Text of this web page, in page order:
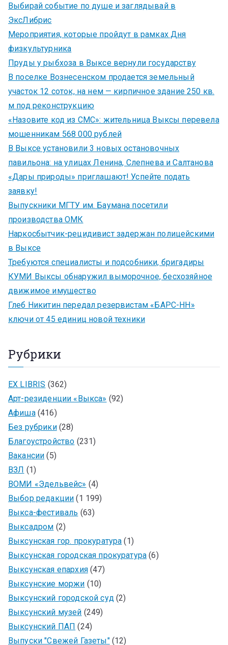
Выбирай событие по душе и заглядывай в
ЭксЛибрис
Мероприятия, которые пройдут в рамках Дня
физкультурника
Пруды у рыбхоза в Выксе вернули государству
В поселке Вознесенском продается земельный
участок 12 соток, на нем — кирпичное здание 250 кв.
м под реконструкцию
«Назовите код из СМС»: жительница Выксы перевела
мошенникам 568 000 рублей
В Выксе установили 3 новых остановочных
павильона: на улицах Ленина, Слепнева и Салтанова
«Дары природы» приглашают! Успейте подать
заявку!
Выпускники МГТУ им. Баумана посетили
производства ОМК
Наркосбытчик-рецидивист задержан полицейскими
в Выксе
Требуются специалисты и подсобники, бригадиры
КУМИ Выксы обнаружил выморочное, бесхозяйное
движимое имущество
Глеб Никитин передал резервистам «БАРС-НН»
ключи от 45 единиц новой техники
Рубрики
EX LIBRIS (362)
Арт-резиденции «Выкса» (92)
Афиша(416)
Без рубрики(28)
Благоустройство (231)
Вакансии (5)
ВЗЛ (1)
ВОМИ «Эдельвейс» (4)
Выбор редакции (1 199)
Выкса-фестиваль (63)
Выксадром (2)
Выксунская гор. прокуратура (1)
Выксунская городская прокуратура (6)
Выксунская епархия(47)
Выксунские моржи (10)
Выксунский городской суд (2)
Выксунский музей (249)
Выксунский ПАП (24)
Выпуски "Свежей Газеты"(12)